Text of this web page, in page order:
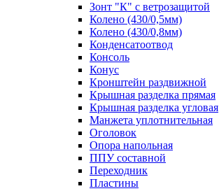
Зонт "К" с ветрозащитой
Колено (430/0,5мм)
Колено (430/0,8мм)
Конденсатоотвод
Консоль
Конус
Кронштейн раздвижной
Крышная разделка прямая
Крышная разделка угловая
Манжета уплотнительная
Оголовок
Опора напольная
ППУ составной
Переходник
Пластины